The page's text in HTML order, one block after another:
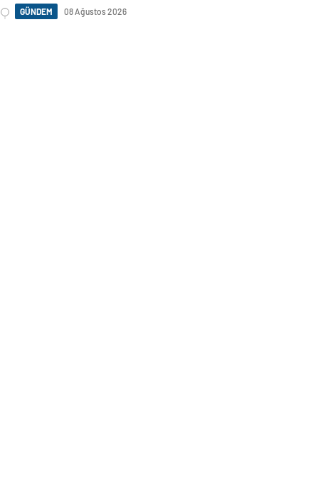
GÜNDEM 08 Ağustos 2026